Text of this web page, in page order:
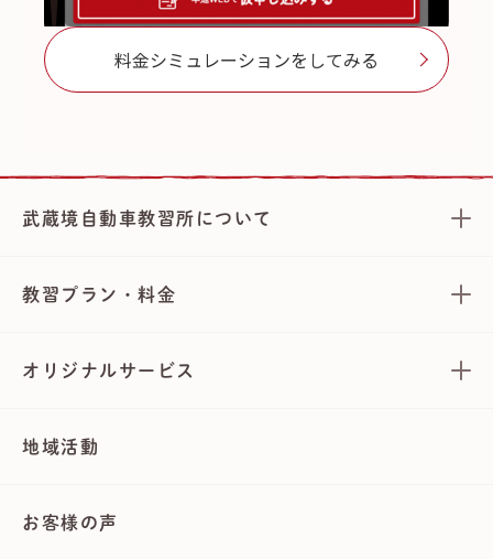
料金シミュレーションをしてみる
武蔵境自動車教習所について
教習プラン・料金
オリジナルサービス
地域活動
お客様の声